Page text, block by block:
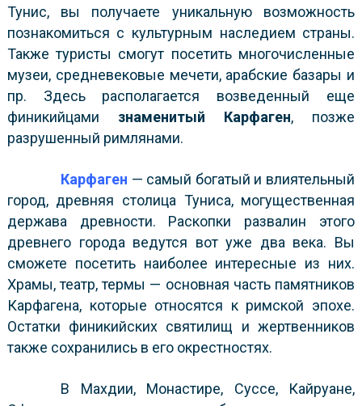
Тунис, вы получаете уникальную возможность
познакомиться с культурным наследием страны.
Также туристы смогут посетить многочисленные
музеи, средневековые мечети, арабские базары и
пр. Здесь располагается возведенный еще
финикийцами знаменитый Карфаген, позже
разрушенный римлянами.
Карфаген — самый богатый и влиятельный
город, древняя столица Туниса, могущественная
держава древности. Раскопки развалин этого
древнего города ведутся вот уже два века. Вы
сможете посетить наиболее интересные из них.
Храмы, театр, термы — основная часть памятников
Карфагена, которые относятся к римской эпохе.
Остатки финикийских святилищ и жертвенников
также сохранились в его окрестностях.
В Махдии, Монастире, Суссе, Кайруане,